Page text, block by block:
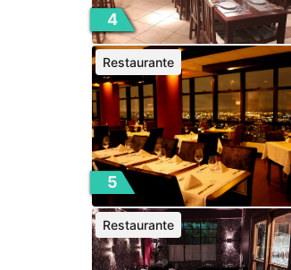
4
5
Restaurante
Restaurante